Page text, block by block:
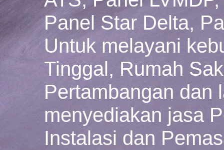
Panel Star Delta,
Untuk melayani
Tinggal, Rumah
Pertambangan dan
menyediakan jasa
Instalasi dan